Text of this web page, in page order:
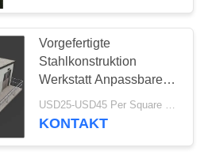
118
Vorgefertigte
Stahlkonstruktion
Werkstatt Anpassbares
Portalrahmen
USD25-USD45 Per Square Meter MOQ:200 Quadratmeter
KONTAKT